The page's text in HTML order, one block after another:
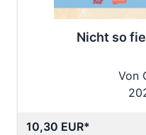
Nicht so
Von
10,30 EUR